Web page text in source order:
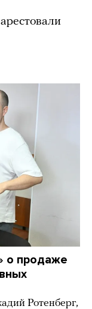
о продаже
Ротенберг,